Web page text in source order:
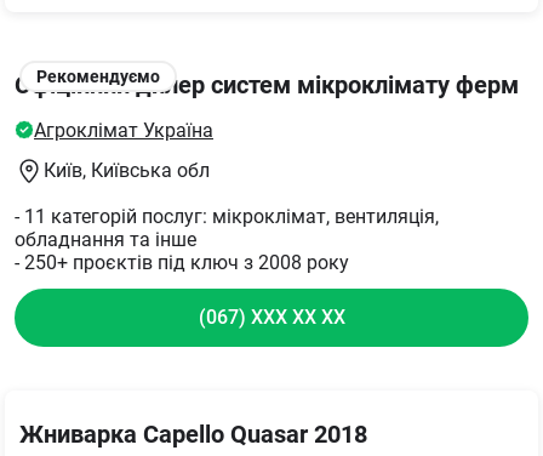
Жниварка Capello Quasar 2018
Рекомендуємо
Офіційний дилер систем мікроклімату ферм
Агроклімат Україна
Київ, Київська обл
- 11 категорій послуг: мікроклімат, вентиляція,
обладнання та інше
- 250+ проєктів під ключ з 2008 року
(067) XXX XX XX